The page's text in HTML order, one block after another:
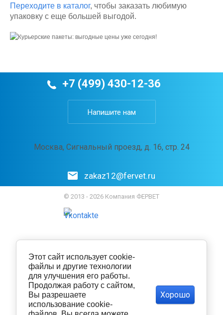
Переходите в каталог, чтобы заказать любимую
упаковку с еще большей выгодой.
+7 (499) 430-12-36
Напишите нам
Москва, Сигнальный проезд, д. 16, стр. 24
zakaz12@fervet.ru
© 2013 - 2026 Компания ФЕРВЕТ
Этот сайт использует cookie-
файлы и другие технологии
для улучшения его работы.
Продолжая работу с сайтом,
Вы разрешаете
использование cookie-
Хорошо